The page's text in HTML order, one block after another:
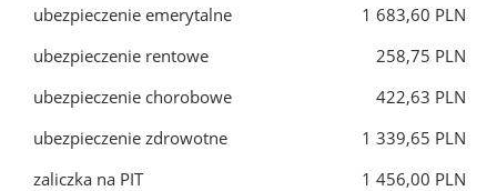
ubezpieczenie emerytalne
1 683,60 PLN
ubezpieczenie rentowe
258,75 PLN
ubezpieczenie chorobowe
422,63 PLN
ubezpieczenie zdrowotne
1 339,65 PLN
zaliczka na PIT
1 456,00 PLN